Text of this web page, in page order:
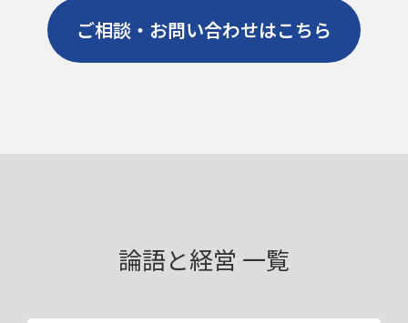
ご相談・お問い合わせはこちら
論語と経営 一覧